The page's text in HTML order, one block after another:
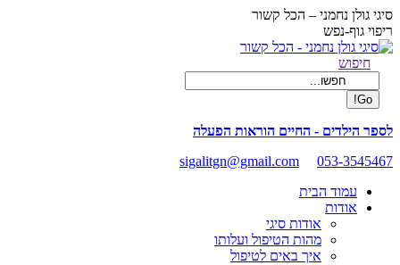
Skip
to
content
סיגי גולן נחמני – הכל קשור
ריפוי גוף-נפש
Facebook
opens
new
window
Search:
חיפוש
לספר הילדים - החיים הוראות הפעלה
sigalitgn@gmail.com
053-3545467
עמוד הבית
אודות
אודות סיגי
מהות הטיפול ועלותו
איך באים לטיפול